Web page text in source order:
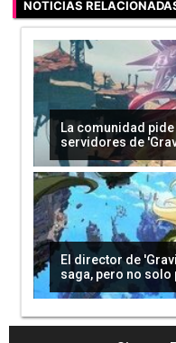
NOTICIAS
La comunidad
servidores de
El director de
saga, pero no solo